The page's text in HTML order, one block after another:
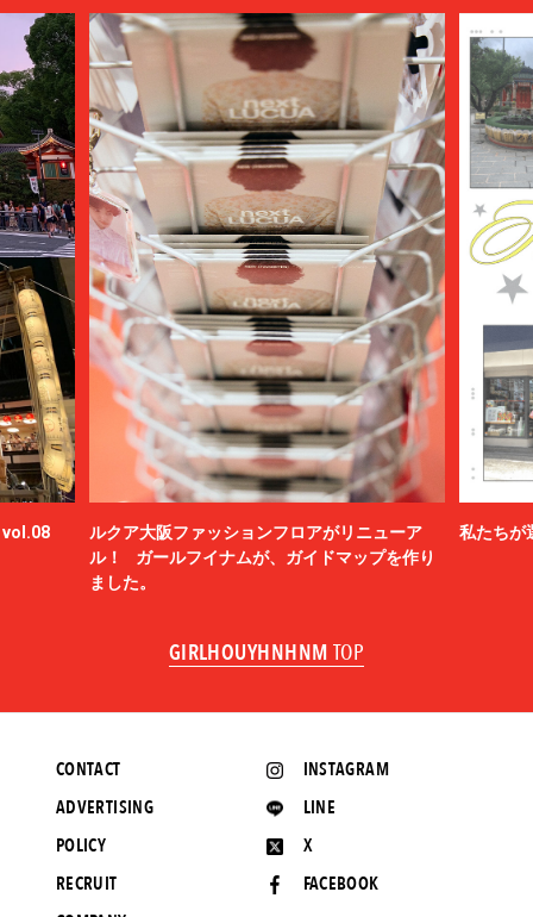
vol.08
ルクア大阪ファッションフロアがリニューア
ル！ ガールフイナムが、ガイドマップを作り
ました。
私たちが
GIRLHOUYHNHNM TOP
INSTAGRAM
LINE
X
FACEBOOK
CONTACT
ADVERTISING
POLICY
RECRUIT